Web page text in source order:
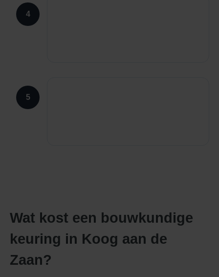
4
5
Wat kost een bouwkundige
keuring in Koog aan de
Zaan?